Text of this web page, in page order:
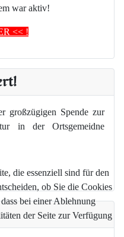
war aktiv!
<< !
großzügigen Spende zur
in der Ortsgemeidne
die essenziell sind für den
ob Sie die Cookies
bei einer Ablehnung
der Seite zur Verfügung